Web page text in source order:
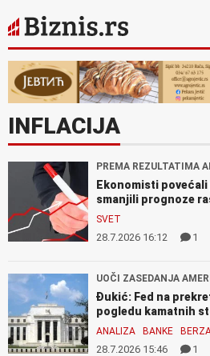
INFLACIJA
PREMA REZULTATIMA
Ekonomisti
smanjili prognoze
SVET
28.7.2026 16:12 1
UOČI ZASEDANJA
Đukić: Fed na
pogledu kamatnih
ANALIZA BANKE
28.7.2026 15:46 1